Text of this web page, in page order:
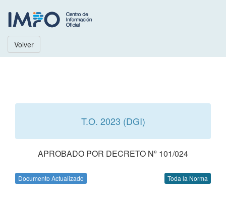
Volver
T.O. 2023 (DGI)
APROBADO POR DECRETO Nº 101/024
Documento Actualizado Toda la Norma